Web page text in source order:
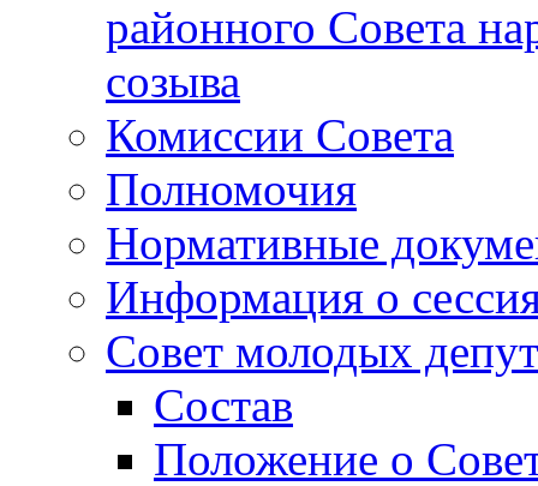
районного Совета
созыва
Комиссии Совета
Полномочия
Нормативные
Информация о
Совет молодых
Состав
Положение о